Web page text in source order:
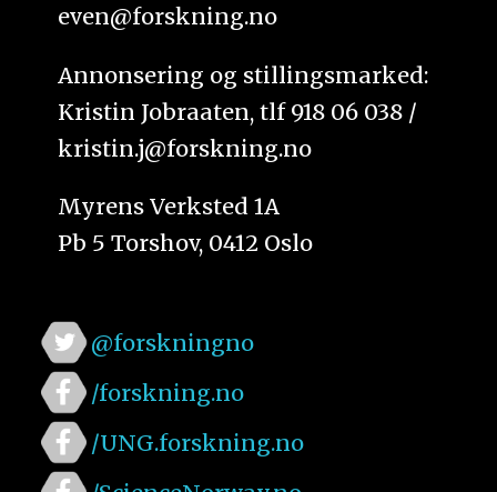
even@forskning.no
Annonsering og stillingsmarked:
Kristin Jobraaten, tlf 918 06 038 /
kristin.j@forskning.no
Myrens Verksted 1A
Pb 5 Torshov, 0412 Oslo
@forskningno
/forskning.no
/UNG.forskning.no